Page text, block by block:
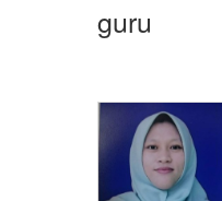
guru